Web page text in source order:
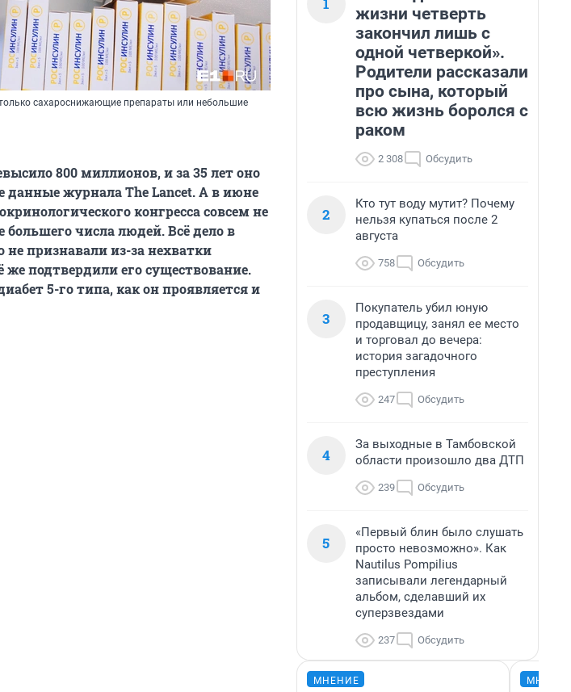
сахароснижающие препараты или небольшие
800 миллионов, и за 35 лет оно
данные журнала The Lancet. А в июне
конгресса совсем не
числа людей. Всё дело в
признавали из-за нехватки
подтвердили его существование.
5-го типа, как он проявляется и
жизни четверть
закончил лишь с
одной четверкой».
Родители рассказали
про сына, который
всю жизнь боролся с
раком
2 308 Обсудить
2
Кто тут воду мутит? Почему
нельзя купаться после 2
августа
758 Обсудить
3
Покупатель убил юную
продавщицу, занял ее место
и торговал до вечера:
история загадочного
преступления
247 Обсудить
4
За выходные в Тамбовской
области произошло два ДТП
239 Обсудить
5
«Первый блин было слушать
просто невозможно». Как
Nautilus Pompilius
записывали легендарный
альбом, сделавший их
суперзвездами
237 Обсудить
МНЕНИЕ